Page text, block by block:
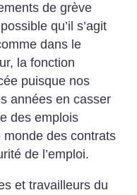
de grève
qu’il s’agit
dans le
la fonction
puisque nos
années en casser
des emplois
des contrats
de l’emploi.
et travailleurs du